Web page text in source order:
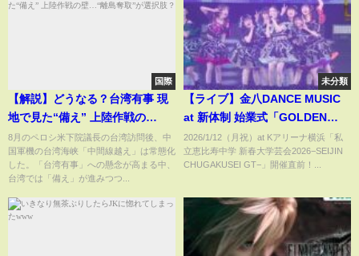
国際
【解説】どうなる？台湾有事 現
地で見た“備え” 上陸作戦の
壁…“離島奪取”が選択肢？
8月のペロシ米下院議長の台湾訪問後、中
国軍機の台湾海峡「中間線越え」は常態化
した。「台湾有事」への懸念が高まる中、
台湾では「備え」が進みつつ...
未分類
【ライブ】金八DANCE MUSIC
at 新体制 始業式「GOLDEN
EIGHT―new again―」
2026/1/12（月祝）at Kアリーナ横浜「私
立恵比寿中学 新春大学芸会2026−SEIJIN
CHUGAKUSEI GT−」開催直前！...